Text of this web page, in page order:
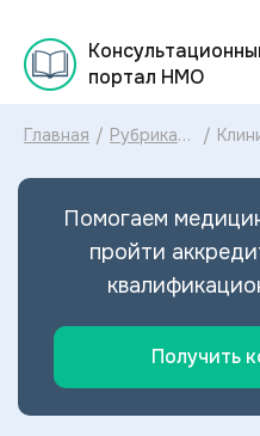
портал НМО
Главная / Рубрикатор
рекомендаций
/
2025
Помогаем
пройти
Получить